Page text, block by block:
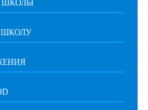
ШКОЛЫ
ШКОЛУ